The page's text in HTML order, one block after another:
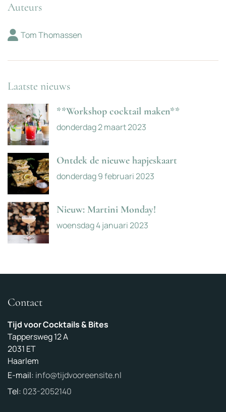
Auteurs
Tom Thomassen
Laatste nieuws
**Workshop cocktail maken**
donderdag 2 maart 2023
Ontdek de nieuwe hapjeskaart
donderdag 9 februari 2023
Nieuw: Martini Monday!
woensdag 4 januari 2023
Contact
Tijd voor Cocktails & Bites
Tappersweg 12 A
2031 ET
Haarlem
E-mail: info@tijdvooreensite.nl
Tel: 023-2052140